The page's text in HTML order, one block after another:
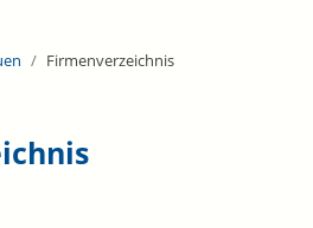
Firmenverzeichnis